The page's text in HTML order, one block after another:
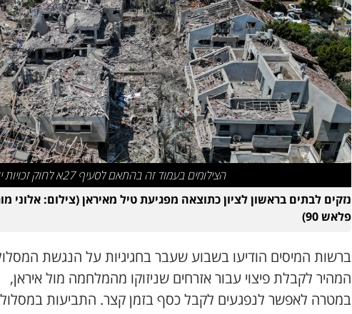
הצילומים בעמוד זה בהתאם לסעיף 27א לחוק זכויות יוצרים
נזקים לבתים בראשון לציון כתוצאה מפגיעת טיל מאיראן (צילום: אלוני
פלאש 90)
ברשות המיסים הודיעו בשבוע שעבר בחגיגיות על הנגשת
המהיר לקבלת פיצוי עבור אזרחים שניזוקו מהמלחמה מול איראן,
במטרה לאפשר לנפגעים לקבל כסף בזמן קצר. התביעות